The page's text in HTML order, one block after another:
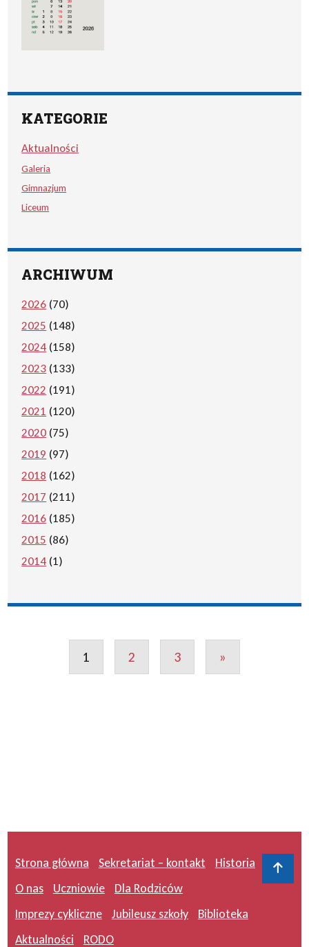
KATEGORIE
Aktualności
Galeria
Gimnazjum
Liceum
ARCHIWUM
2026 (70)
2025 (148)
2024 (158)
2023 (133)
2022 (191)
2021 (120)
2020 (75)
2019 (97)
2018 (162)
2017 (211)
2016 (185)
2015 (86)
2014 (1)
1 2 3 »
Strona główna Sekretariat – kontakt
Historia
O nas
Uczniowie
Dla Rodziców
Imprezy cykliczne
Jubileusz szkoły
Biblioteka
Aktualności
RODO
Do